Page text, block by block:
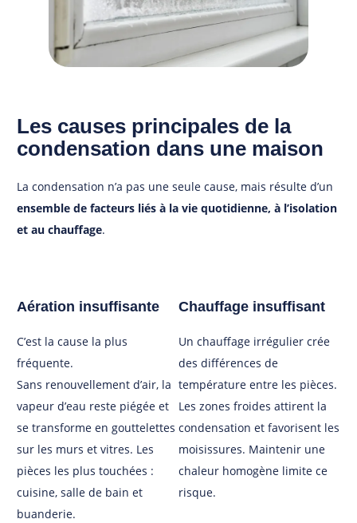
Les causes principales de la
condensation dans une maison
La condensation n’a pas une seule cause, mais résulte d’un
ensemble de facteurs liés à la vie quotidienne, à l’isolation
et au chauffage.
Aération insuffisante
C’est la cause la plus
fréquente.
Sans renouvellement d’air, la
vapeur d’eau reste piégée et
se transforme en gouttelettes
sur les murs et vitres. Les
pièces les plus touchées :
cuisine, salle de bain et
buanderie.
Chauffage insuffisant
Un chauffage irrégulier crée
des différences de
température entre les pièces.
Les zones froides attirent la
condensation et favorisent les
moisissures. Maintenir une
chaleur homogène limite ce
risque.